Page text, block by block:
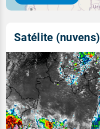
Satélite (nuvens)